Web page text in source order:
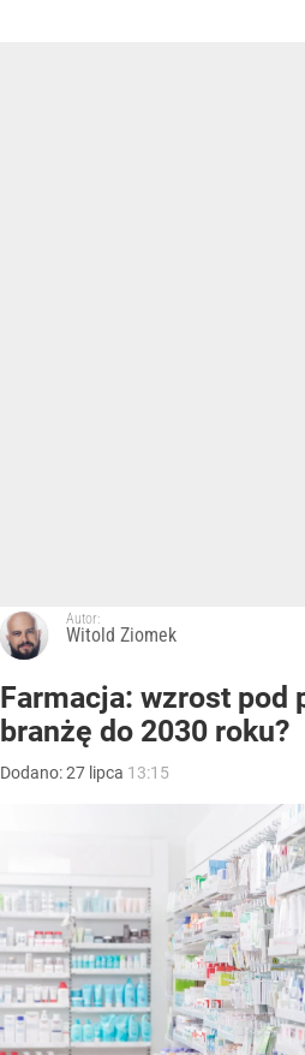
Autor:
Witold Ziomek
Farmacja: wzrost pod
branżę do 2030 roku?
Dodano:27 lipca 13:15